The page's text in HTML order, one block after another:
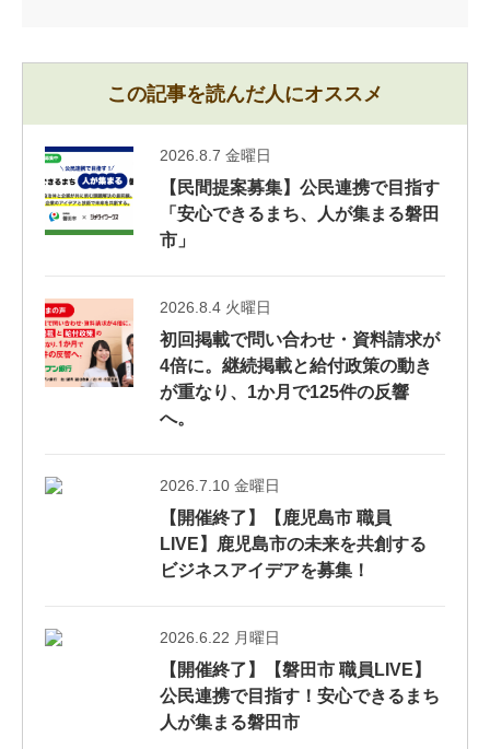
この記事を読んだ人にオススメ
2026.8.7 金曜日
【民間提案募集】公民連携で目指す
「安心できるまち、人が集まる磐田
市」
2026.8.4 火曜日
初回掲載で問い合わせ・資料請求が
4倍に。継続掲載と給付政策の動き
が重なり、1か月で125件の反響
へ。
2026.7.10 金曜日
【開催終了】【鹿児島市 職員
LIVE】鹿児島市の未来を共創する
ビジネスアイデアを募集！
2026.6.22 月曜日
【開催終了】【磐田市 職員LIVE】
公民連携で目指す！安心できるまち
人が集まる磐田市